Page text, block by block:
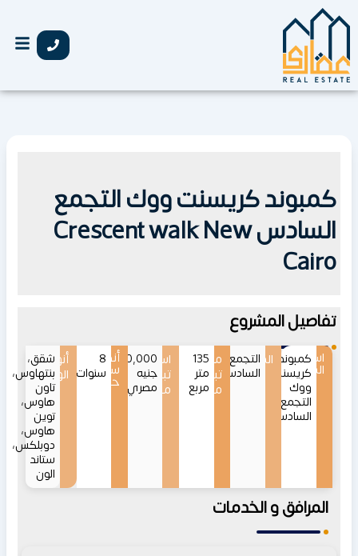
تخطي
إلى
كمبوند كريسنت ووك التجمع
السادس Crescent walk New
Cairo
تفاصيل المشروع
اسم
المشروع
كمبوند
كريسنت
ووك
التجمع
السادس
الموقع
التجمع
السادس
مساحات
تبدأ
من
135
متر
مربع
اسعار
تبدأ
من
8,100,000
جنيه
مصري
أنظمة
سداد
حتى
8
سنوات
أنواع
الوحدات
شقق،
بنتهاوس،
تاون
هاوس،
توين
هاوس،
دوبلكس،
ستاند
الون
المرافق و الخدمات